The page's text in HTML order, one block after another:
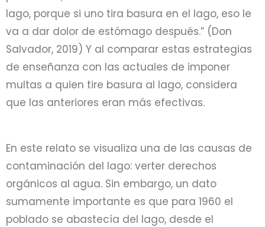
lago, porque si uno tira basura en el lago, eso le
va a dar dolor de estómago después.” (Don
Salvador, 2019) Y al comparar estas estrategias
de enseñanza con las actuales de imponer
multas a quien tire basura al lago, considera
que las anteriores eran más efectivas.
En este relato se visualiza una de las causas de
contaminación del lago: verter derechos
orgánicos al agua. Sin embargo, un dato
sumamente importante es que para 1960 el
poblado se abastecía del lago, desde el